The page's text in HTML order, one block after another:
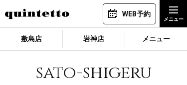
WEB予約
敷島店 岩神店 メニュー
sato-shigeru